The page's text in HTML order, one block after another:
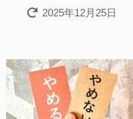
2025年12月25日